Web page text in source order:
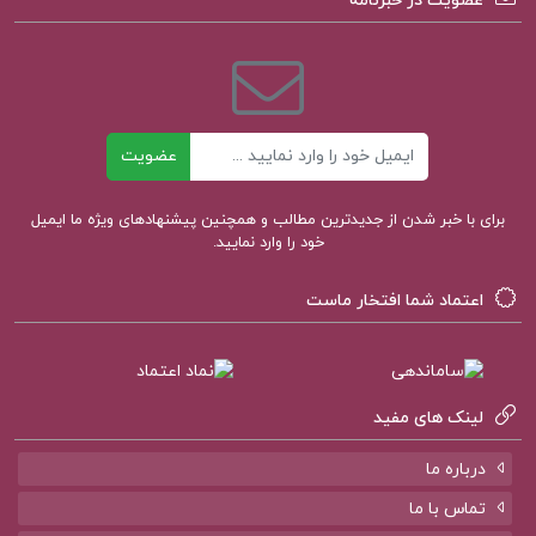
ترجمه های نجف دریابندری
کتاب پیشنهادی پروژه کده
کتاب مقدمه ای در اسلام شناسی علی میر فطروس
عضویت
برای با خبر شدن از جدیدترین مطالب و همچنین پیشنهادهای ویژه ما ایمیل
خود را وارد نمایید.
اعتماد شما افتخار ماست
لینک های مفید
درباره ما
تماس با ما